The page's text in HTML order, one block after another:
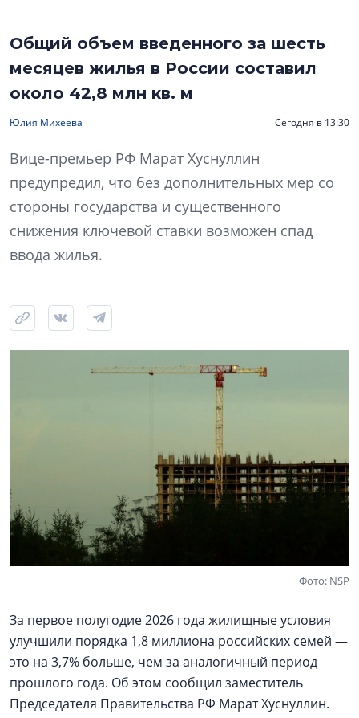
Общий объем введенного за шесть
месяцев жилья в России составил
около 42,8 млн кв. м
Юлия Михеева Сегодня в 13:30
Вице-премьер РФ Марат Хуснуллин
предупредил, что без дополнительных мер со
стороны государства и существенного
снижения ключевой ставки возможен спад
ввода жилья.
Фото: NSP
За первое полугодие 2026 года жилищные условия
улучшили порядка 1,8 миллиона российских семей —
это на 3,7% больше, чем за аналогичный период
прошлого года. Об этом сообщил заместитель
Председателя Правительства РФ Марат Хуснуллин.